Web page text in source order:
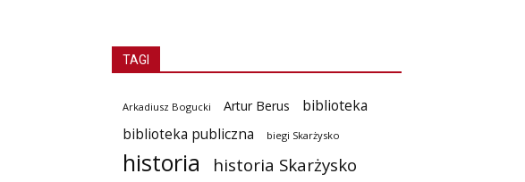
TAGI
Arkadiusz Bogucki Artur Berus
biblioteka
biblioteka publiczna
biegi Skarżysko
historia historia Skarżysko